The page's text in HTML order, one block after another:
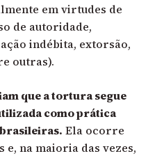
em virtudes de
de autoridade,
indébita, extorsão,
outras).
que a tortura segue
como prática
Ela ocorre
na maioria das vezes,